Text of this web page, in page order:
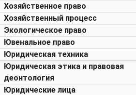
Хозяйственное право
Хозяйственный процесс
Экологическое право
Ювенальное право
Юридическая техника
Юридическая этика и правовая
деонтология
Юридические лица